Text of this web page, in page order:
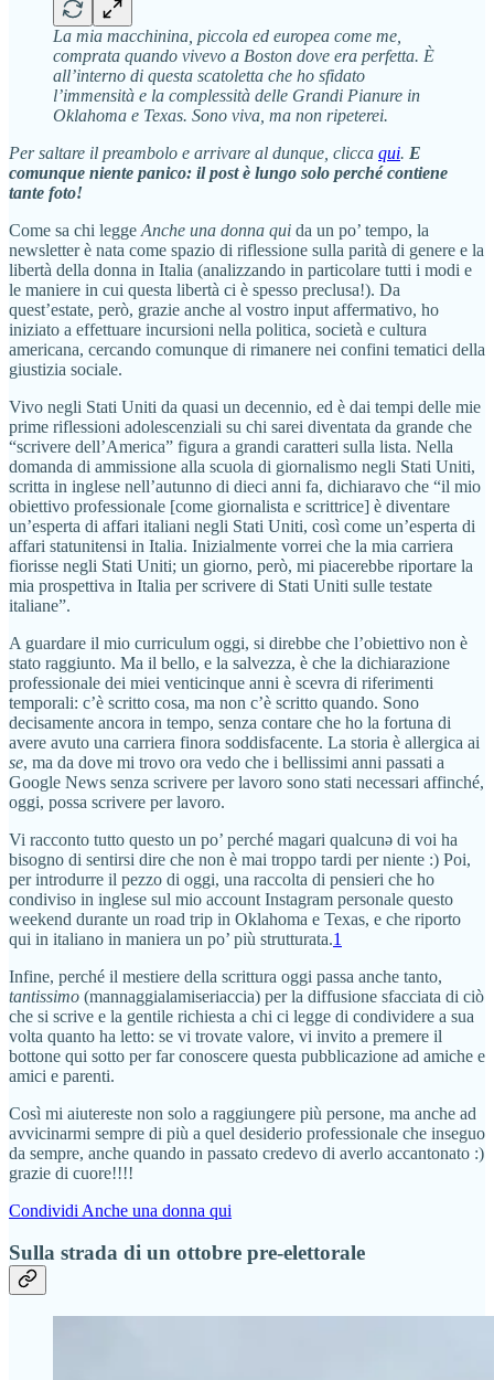
La mia macchinina, piccola ed europea come me,
comprata quando vivevo a Boston dove era perfetta. È
all’interno di questa scatoletta che ho sfidato
l’immensità e la complessità delle Grandi Pianure in
Oklahoma e Texas. Sono viva, ma non ripeterei.
Per saltare il preambolo e arrivare al dunque, clicca qui. E
comunque niente panico: il post è lungo solo perché contiene
tante foto!
Come sa chi legge Anche una donna qui da un po’ tempo, la
newsletter è nata come spazio di riflessione sulla parità di genere e la
libertà della donna in Italia (analizzando in particolare tutti i modi e
le maniere in cui questa libertà ci è spesso preclusa!). Da
quest’estate, però, grazie anche al vostro input affermativo, ho
iniziato a effettuare incursioni nella politica, società e cultura
americana, cercando comunque di rimanere nei confini tematici della
giustizia sociale.
Vivo negli Stati Uniti da quasi un decennio, ed è dai tempi delle mie
prime riflessioni adolescenziali su chi sarei diventata da grande che
“scrivere dell’America” figura a grandi caratteri sulla lista. Nella
domanda di ammissione alla scuola di giornalismo negli Stati Uniti,
scritta in inglese nell’autunno di dieci anni fa, dichiaravo che “il mio
obiettivo professionale [come giornalista e scrittrice] è diventare
un’esperta di affari italiani negli Stati Uniti, così come un’esperta di
affari statunitensi in Italia. Inizialmente vorrei che la mia carriera
fiorisse negli Stati Uniti; un giorno, però, mi piacerebbe riportare la
mia prospettiva in Italia per scrivere di Stati Uniti sulle testate
italiane”.
A guardare il mio curriculum oggi, si direbbe che l’obiettivo non è
stato raggiunto. Ma il bello, e la salvezza, è che la dichiarazione
professionale dei miei venticinque anni è scevra di riferimenti
temporali: c’è scritto cosa, ma non c’è scritto quando. Sono
decisamente ancora in tempo, senza contare che ho la fortuna di
avere avuto una carriera finora soddisfacente. La storia è allergica ai
se, ma da dove mi trovo ora vedo che i bellissimi anni passati a
Google News senza scrivere per lavoro sono stati necessari affinché,
oggi, possa scrivere per lavoro.
Vi racconto tutto questo un po’ perché magari qualcunə di voi ha
bisogno di sentirsi dire che non è mai troppo tardi per niente :) Poi,
per introdurre il pezzo di oggi, una raccolta di pensieri che ho
condiviso in inglese sul mio account Instagram personale questo
weekend durante un road trip in Oklahoma e Texas, e che riporto
qui in italiano in maniera un po’ più strutturata.1
Infine, perché il mestiere della scrittura oggi passa anche tanto,
tantissimo (mannaggialamiseriaccia) per la diffusione sfacciata di ciò
che si scrive e la gentile richiesta a chi ci legge di condividere a sua
volta quanto ha letto: se vi trovate valore, vi invito a premere il
bottone qui sotto per far conoscere questa pubblicazione ad amiche e
amici e parenti.
Così mi aiutereste non solo a raggiungere più persone, ma anche ad
avvicinarmi sempre di più a quel desiderio professionale che inseguo
da sempre, anche quando in passato credevo di averlo accantonato :)
grazie di cuore!!!!
Condividi Anche una donna qui
Sulla strada di un ottobre pre-elettorale